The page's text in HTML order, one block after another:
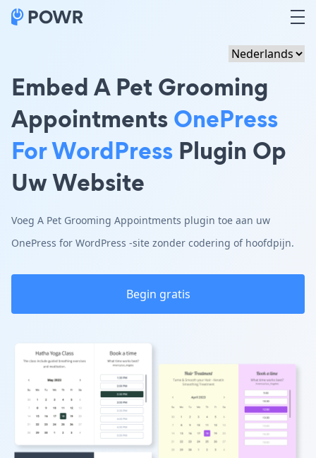
Embed A Pet Grooming
AppointmentsOnePress
For WordPress Plugin Op
Uw Website
Voeg A Pet Grooming Appointments plugin toe aan uw
OnePress for WordPress -site zonder codering of hoofdpijn.
Begin gratis